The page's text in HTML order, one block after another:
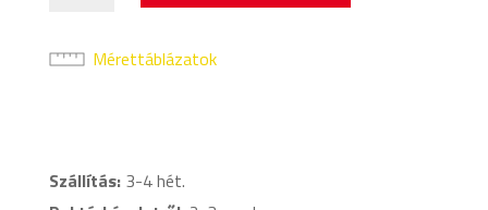
Ujjú
mennyiség
Mérettáblázatok
Szállítás:3-4 hét.